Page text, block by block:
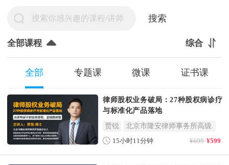
全部课程 综合
全部 专题课 微课 证书课
律师股权业务破局：27种股权病诊疗
与标准化产品落地
贾锐 北京市隆安律师事务所高级.
15小时11分钟 ¥699 ¥599